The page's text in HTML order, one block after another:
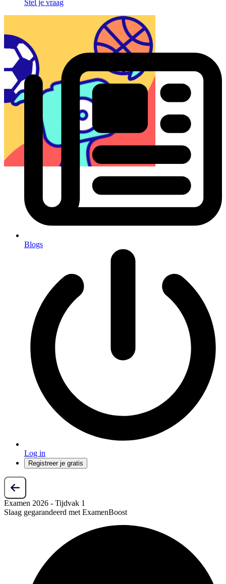
Stel je vraag
Blogs
Log in
Registreer je gratis
Examen 2026 - Tijdvak 1
Slaag gegarandeerd met ExamenBoost